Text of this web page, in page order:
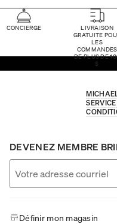
CONCIERGE
LIVRAISON
GRATUITE
LES
COMMANDES
DE PLUS DE
$
DEVENEZ MEMBRE
Définir mon magasin